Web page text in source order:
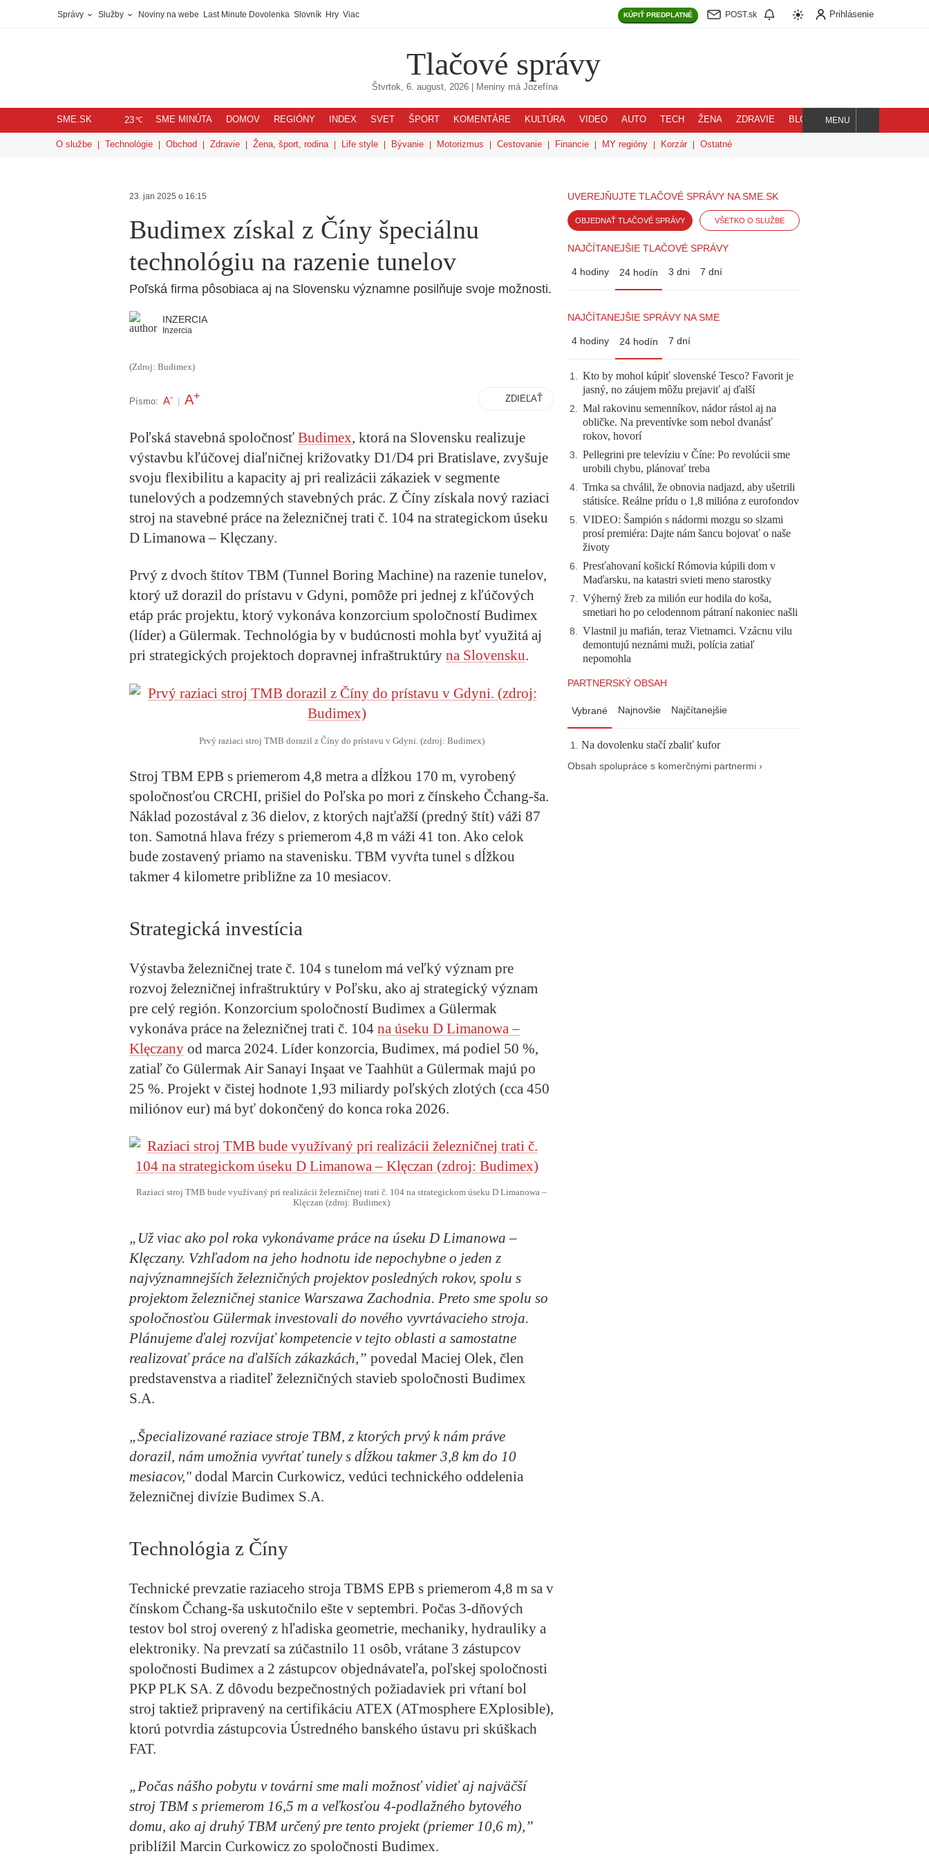
Správy Služby Noviny na webe Last Minute Dovolenka Slovník Hry Viac KÚPIŤ PREDPLATNÉ POST.sk Prihlásenie
Tlačové správy
Štvrtok, 6. august, 2026| Meniny má Jozefína
SME.SK 23℃ SME MINÚTA DOMOV REGIÓNY INDEX SVET ŠPORT KOMENTÁRE KULTÚRA VIDEO AUTO TECH ŽENA ZDRAVIE BLOG
Hľadaj
MENU
O službe Technológie Obchod Zdravie Žena, šport, rodina Life style Bývanie Motorizmus Cestovanie Financie MY regióny Korzár Ostatné
23. jan 2025 o 16:15
Budimex získal z Číny špeciálnu
technológiu na razenie tunelov
Poľská firma pôsobiaca aj na Slovensku významne posilňuje svoje možnosti.
INZERCIA
Inzercia
(Zdroj: Budimex)
Písmo: A- A+ ZDIEĽAŤ
Poľská stavebná spoločnosť Budimex, ktorá na Slovensku realizuje
výstavbu kľúčovej diaľničnej križovatky D1/D4 pri Bratislave, zvyšuje
svoju flexibilitu a kapacity aj pri realizácii zákaziek v segmente
tunelových a podzemných stavebných prác. Z Číny získala nový raziaci
stroj na stavebné práce na železničnej trati č. 104 na strategickom úseku
D Limanowa – Klęczany.
Prvý z dvoch štítov TBM (Tunnel Boring Machine) na razenie tunelov,
ktorý už dorazil do prístavu v Gdyni, pomôže pri jednej z kľúčových
etáp prác projektu, ktorý vykonáva konzorcium spoločností Budimex
(líder) a Gülermak. Technológia by v budúcnosti mohla byť využitá aj
pri strategických projektoch dopravnej infraštruktúry na Slovensku.
Prvý raziaci stroj TMB dorazil z Číny do prístavu v Gdyni. (zdroj: Budimex)
Stroj TBM EPB s priemerom 4,8 metra a dĺžkou 170 m, vyrobený
spoločnosťou CRCHI, prišiel do Poľska po mori z čínskeho Čchang-ša.
Náklad pozostával z 36 dielov, z ktorých najťažší (predný štít) váži 87
ton. Samotná hlava frézy s priemerom 4,8 m váži 41 ton. Ako celok
bude zostavený priamo na stavenisku. TBM vyvŕta tunel s dĺžkou
takmer 4 kilometre približne za 10 mesiacov.
Strategická investícia
Výstavba železničnej trate č. 104 s tunelom má veľký význam pre
rozvoj železničnej infraštruktúry v Poľsku, ako aj strategický význam
pre celý región. Konzorcium spoločností Budimex a Gülermak
vykonáva práce na železničnej trati č. 104 na úseku D Limanowa –
Klęczany od marca 2024. Líder konzorcia, Budimex, má podiel 50 %,
zatiaľ čo Gülermak Air Sanayi Inşaat ve Taahhüt a Gülermak majú po
25 %. Projekt v čistej hodnote 1,93 miliardy poľských zlotých (cca 450
miliónov eur) má byť dokončený do konca roka 2026.
Raziaci stroj TMB bude využívaný pri realizácii železničnej trati č. 104 na strategickom úseku D Limanowa –
Klęczan (zdroj: Budimex)
„Už viac ako pol roka vykonávame práce na úseku D Limanowa –
Klęczany. Vzhľadom na jeho hodnotu ide nepochybne o jeden z
najvýznamnejších železničných projektov posledných rokov, spolu s
projektom železničnej stanice Warszawa Zachodnia. Preto sme spolu so
spoločnosťou Gülermak investovali do nového vyvrtávacieho stroja.
Plánujeme ďalej rozvíjať kompetencie v tejto oblasti a samostatne
realizovať práce na ďalších zákazkách,” povedal Maciej Olek, člen
predstavenstva a riaditeľ železničných stavieb spoločnosti Budimex
S.A.
„Špecializované raziace stroje TBM, z ktorých prvý k nám práve
dorazil, nám umožnia vyvŕtať tunely s dĺžkou takmer 3,8 km do 10
mesiacov," dodal Marcin Curkowicz, vedúci technického oddelenia
železničnej divízie Budimex S.A.
Technológia z Číny
Technické prevzatie raziaceho stroja TBMS EPB s priemerom 4,8 m sa v
čínskom Čchang-ša uskutočnilo ešte v septembri. Počas 3-dňových
testov bol stroj overený z hľadiska geometrie, mechaniky, hydrauliky a
elektroniky. Na prevzatí sa zúčastnilo 11 osôb, vrátane 3 zástupcov
spoločnosti Budimex a 2 zástupcov objednávateľa, poľskej spoločnosti
PKP PLK SA. Z dôvodu bezpečnostných požiadaviek pri vŕtaní bol
stroj taktiež pripravený na certifikáciu ATEX (ATmosphere EXplosible),
ktorú potvrdia zástupcovia Ústredného banského ústavu pri skúškach
FAT.
„Počas nášho pobytu v továrni sme mali možnosť vidieť aj najväčší
stroj TBM s priemerom 16,5 m a veľkosťou 4-podlažného bytového
domu, ako aj druhý TBM určený pre tento projekt (priemer 10,6 m),”
priblížil Marcin Curkowicz zo spoločnosti Budimex.
UVEREJŇUJTE TLAČOVÉ SPRÁVY NA SME.SK
OBJEDNAŤ TLAČOVÉ SPRÁVY VŠETKO O SLUŽBE
NAJČÍTANEJŠIE TLAČOVÉ SPRÁVY
4 hodiny 24 hodín 3 dni 7 dní
NAJČÍTANEJŠIE SPRÁVY NA SME
4 hodiny 24 hodín 7 dní
1. Kto by mohol kúpiť slovenské Tesco? Favorit je
jasný, no záujem môžu prejaviť aj ďalší
2. Mal rakovinu semenníkov, nádor rástol aj na
obličke. Na preventívke som nebol dvanásť
rokov, hovorí
3. Pellegrini pre televíziu v Číne: Po revolúcii sme
urobili chybu, plánovať treba
4. Trnka sa chválil, že obnovia nadjazd, aby ušetrili
státisíce. Reálne prídu o 1,8 milióna z eurofondov
5. VIDEO: Šampión s nádormi mozgu so slzami
prosí premiéra: Dajte nám šancu bojovať o naše
životy
6. Presťahovaní košickí Rómovia kúpili dom v
Maďarsku, na katastri svieti meno starostky
7. Výherný žreb za milión eur hodila do koša,
smetiari ho po celodennom pátraní nakoniec našli
8. Vlastnil ju mafián, teraz Vietnamci. Vzácnu vilu
demontujú neznámi muži, polícia zatiaľ
nepomohla
PARTNERSKÝ OBSAH
Vybrané Najnovšie Najčítanejšie
Na dovolenku stačí zbaliť kufor
Obsah spolupráce s komerčnými partnermi ›